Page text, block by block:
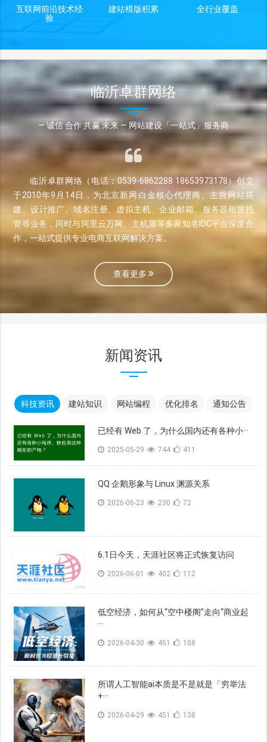
互联网前沿技术经
验
建站模版积累 全行业覆盖
临沂卓群网络
— 诚信 合作 共赢 未来 — 网站建设「一站式」服务商
临沂卓群网络（电话：0539-6862288 18653973178）创立
于2010年9月14日，为北京新网白金核心代理商。主营网站搭
建、设计推广、域名注册、虚拟主机、企业邮箱、服务器租赁托
管等业务，同时与阿里云万网、主机屋等多家知名IDC平台深度合
作，一站式提供专业电商互联网解决方案。
查看更多
新闻资讯
科技资讯 建站知识 网站编程 优化排名 通知公告
已经有 Web 了，为什么国内还有各种小···
2025-05-29 744 411
QQ 企鹅形象与 Linux 渊源关系
2026-06-23 230 72
6.1日今天，天涯社区将正式恢复访问
2026-06-01 402 112
低空经济，如何从“空中楼阁”走向“商业起
···
2026-04-30 451 108
所谓人工智能ai本质是不是就是「穷举法
+···
2026-04-29 451 138